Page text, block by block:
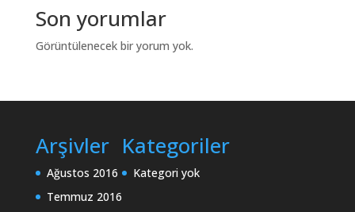
Son yorumlar
Görüntülenecek bir yorum yok.
Arşivler
Ağustos 2016
Temmuz 2016
Kategoriler
Kategori yok